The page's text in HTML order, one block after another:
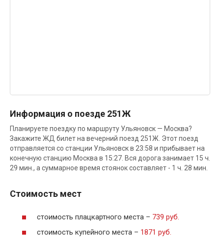
Информация о поезде 251Ж
Планируете поездку по маршруту Ульяновск — Москва?
Закажите ЖД билет на вечерний поезд 251Ж. Этот поезд
отправляется со станции Ульяновск в 23:58 и прибывает на
конечную станцию Москва в 15:27. Вся дорога занимает 15 ч.
29 мин., а суммарное время стоянок составляет - 1 ч. 28 мин.
Стоимость мест
стоимость плацкартного места – 739 руб.
стоимость купейного места – 1871 руб.